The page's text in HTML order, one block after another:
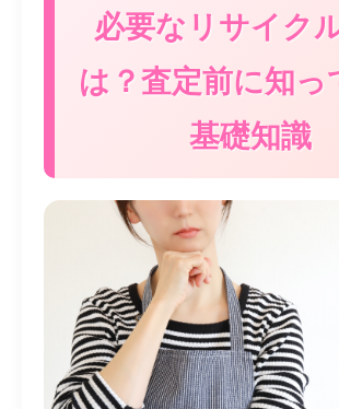
必要なリサイク
は？査定前に知っ
基礎知識